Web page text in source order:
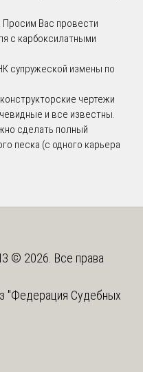
Просим Вас провести
с карбоксилатными
супружеской измены по
чертежи
и все известны.
сделать полный
песка (с одного карьера
2026. Все права
"Федерация Судебных